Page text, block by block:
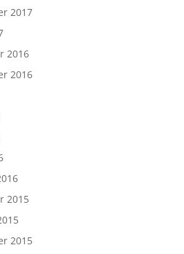
2017
2016
2016
2015
2015